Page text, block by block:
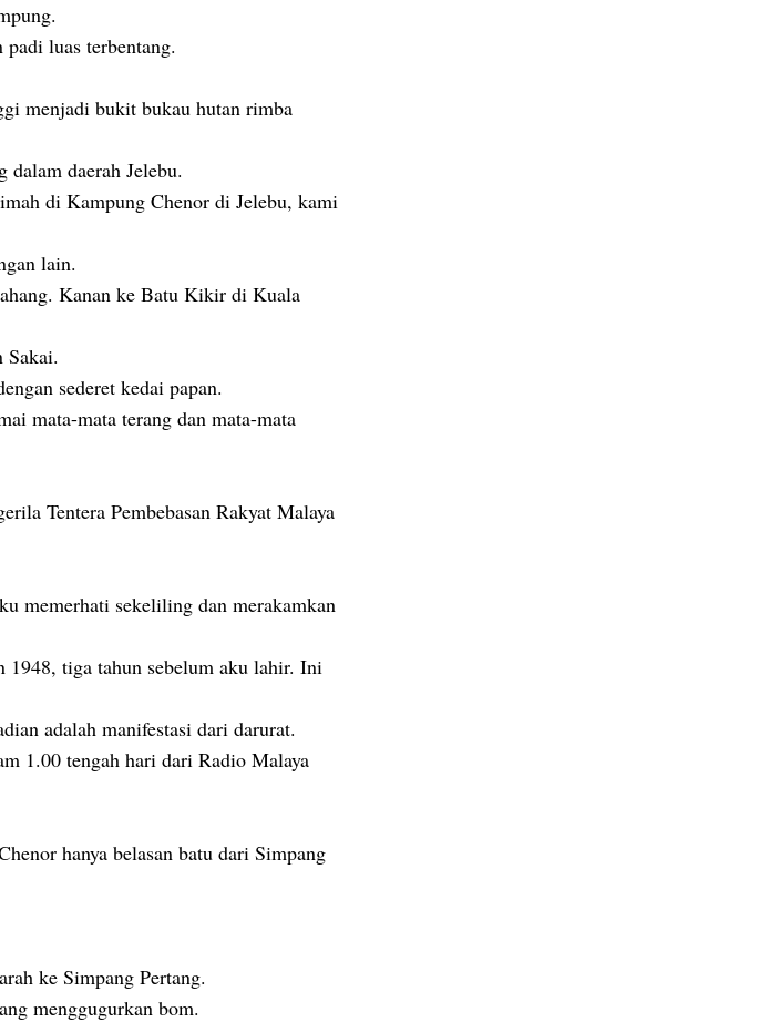
luas terbentang.
menjadi bukit bukau hutan rimba
daerah Jelebu.
di Kampung Chenor di Jelebu, kami
lain.
Kanan ke Batu Kikir di Kuala
Sakai.
sederet kedai papan.
mata-mata terang dan mata-mata
Tentera Pembebasan Rakyat Malaya
memerhati sekeliling dan merakamkan
1948, tiga tahun sebelum aku lahir. Ini
adalah manifestasi dari darurat.
1.00 tengah hari dari Radio Malaya
hanya belasan batu dari Simpang
ke Simpang Pertang.
menggugurkan bom.